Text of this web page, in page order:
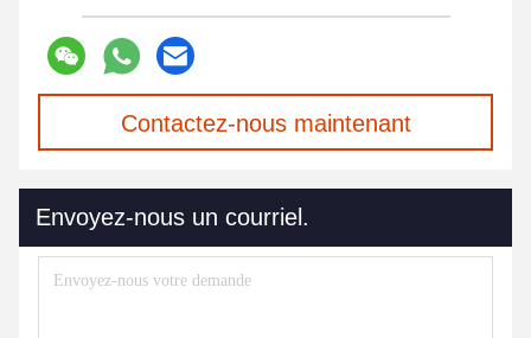
Contactez-nous maintenant
Envoyez-nous un courriel.